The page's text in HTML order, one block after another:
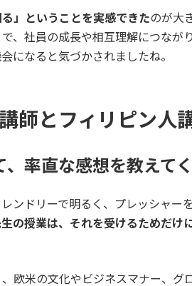
」ということを実感できたのが大
、社員の成長や相互理解につなが
になると気づかされましたね。
師とフィリピン人
、率直な感想を教えて
ンドリーで明るく、プレッシャー
の授業は、それを受けるためだけ
欧米の文化やビジネスマナー、グ